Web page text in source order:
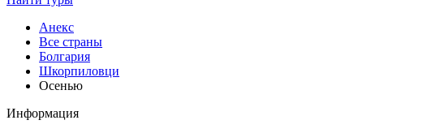
Анекс
Все страны
Болгария
Шкорпиловци
Осенью
Информация